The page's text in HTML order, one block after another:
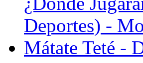
Deportes) -
Mátate Teté -